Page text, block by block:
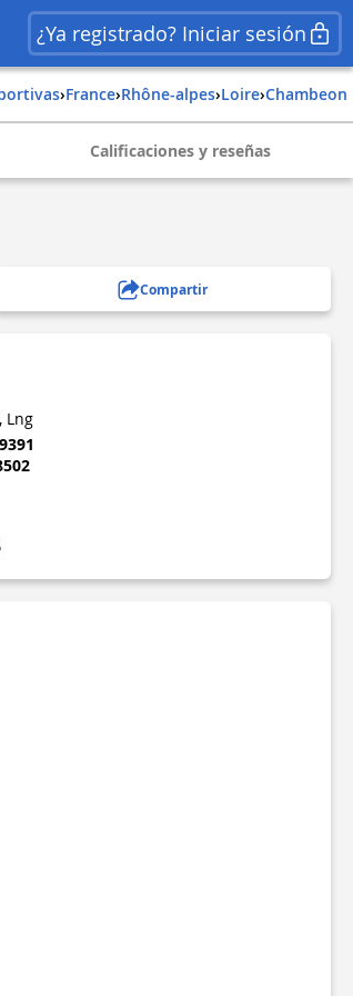
¿Ya registrado? Iniciar sesión
› france› rhône-alpes› loire› chambeon
Calificaciones y reseñas
Compartir
Lng